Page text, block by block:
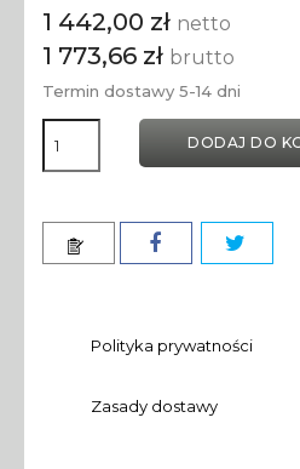
1 442,00 zł netto
1 773,66 zł brutto
Termin dostawy 5-14 dni
DODAJ DO
Polityka prywatności
Zasady dostawy